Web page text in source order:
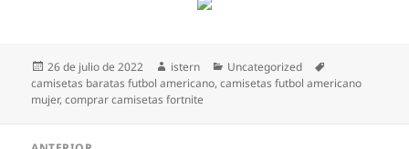
Publicado
el
26 de julio de 2022 Autor
istern Categorías
Uncategorized
camisetas baratas futbol americano,camisetas futbol americano
mujer,comprar camisetas fortnite